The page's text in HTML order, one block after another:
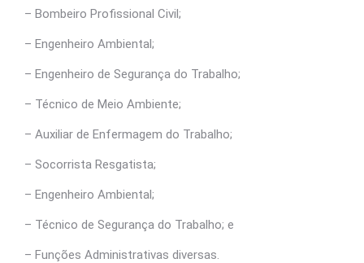
– Bombeiro Profissional Civil;
– Engenheiro Ambiental;
– Engenheiro de Segurança do Trabalho;
– Técnico de Meio Ambiente;
– Auxiliar de Enfermagem do Trabalho;
– Socorrista Resgatista;
– Engenheiro Ambiental;
– Técnico de Segurança do Trabalho; e
– Funções Administrativas diversas.